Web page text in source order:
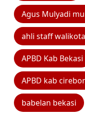
Agus Mulyadi
ahli staff walikota
APBD Kab Bekasi
APBD kab
babelan bekasi